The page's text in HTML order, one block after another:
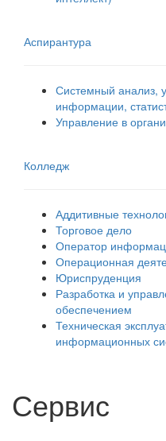
Аспирантура
Системный анализ,
информации,
Управление в
Колледж
Аддитивные
Торговое дело
Оператор
Операционная
Юриспруденция
Разработка и
обеспечением
Техническая
информационных
Сервис